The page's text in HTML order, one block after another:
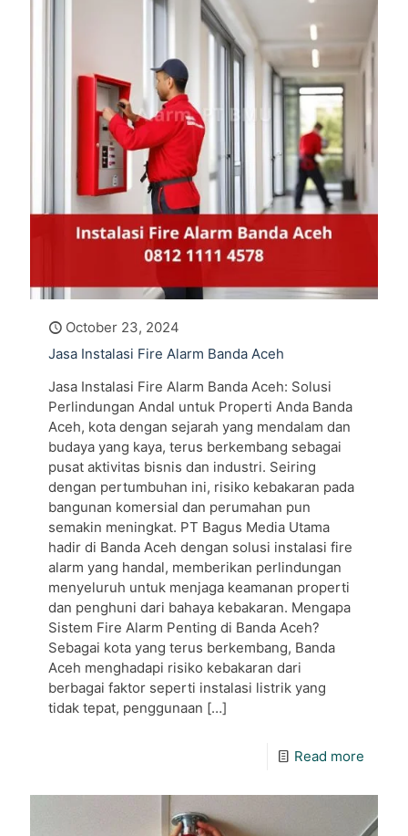
October 23, 2024
Jasa Instalasi Fire Alarm Banda Aceh
Jasa Instalasi Fire Alarm Banda Aceh: Solusi
Perlindungan Andal untuk Properti Anda Banda
Aceh, kota dengan sejarah yang mendalam dan
budaya yang kaya, terus berkembang sebagai
pusat aktivitas bisnis dan industri. Seiring
dengan pertumbuhan ini, risiko kebakaran pada
bangunan komersial dan perumahan pun
semakin meningkat. PT Bagus Media Utama
hadir di Banda Aceh dengan solusi instalasi fire
alarm yang handal, memberikan perlindungan
menyeluruh untuk menjaga keamanan properti
dan penghuni dari bahaya kebakaran. Mengapa
Sistem Fire Alarm Penting di Banda Aceh?
Sebagai kota yang terus berkembang, Banda
Aceh menghadapi risiko kebakaran dari
berbagai faktor seperti instalasi listrik yang
tidak tepat, penggunaan […]
Read more